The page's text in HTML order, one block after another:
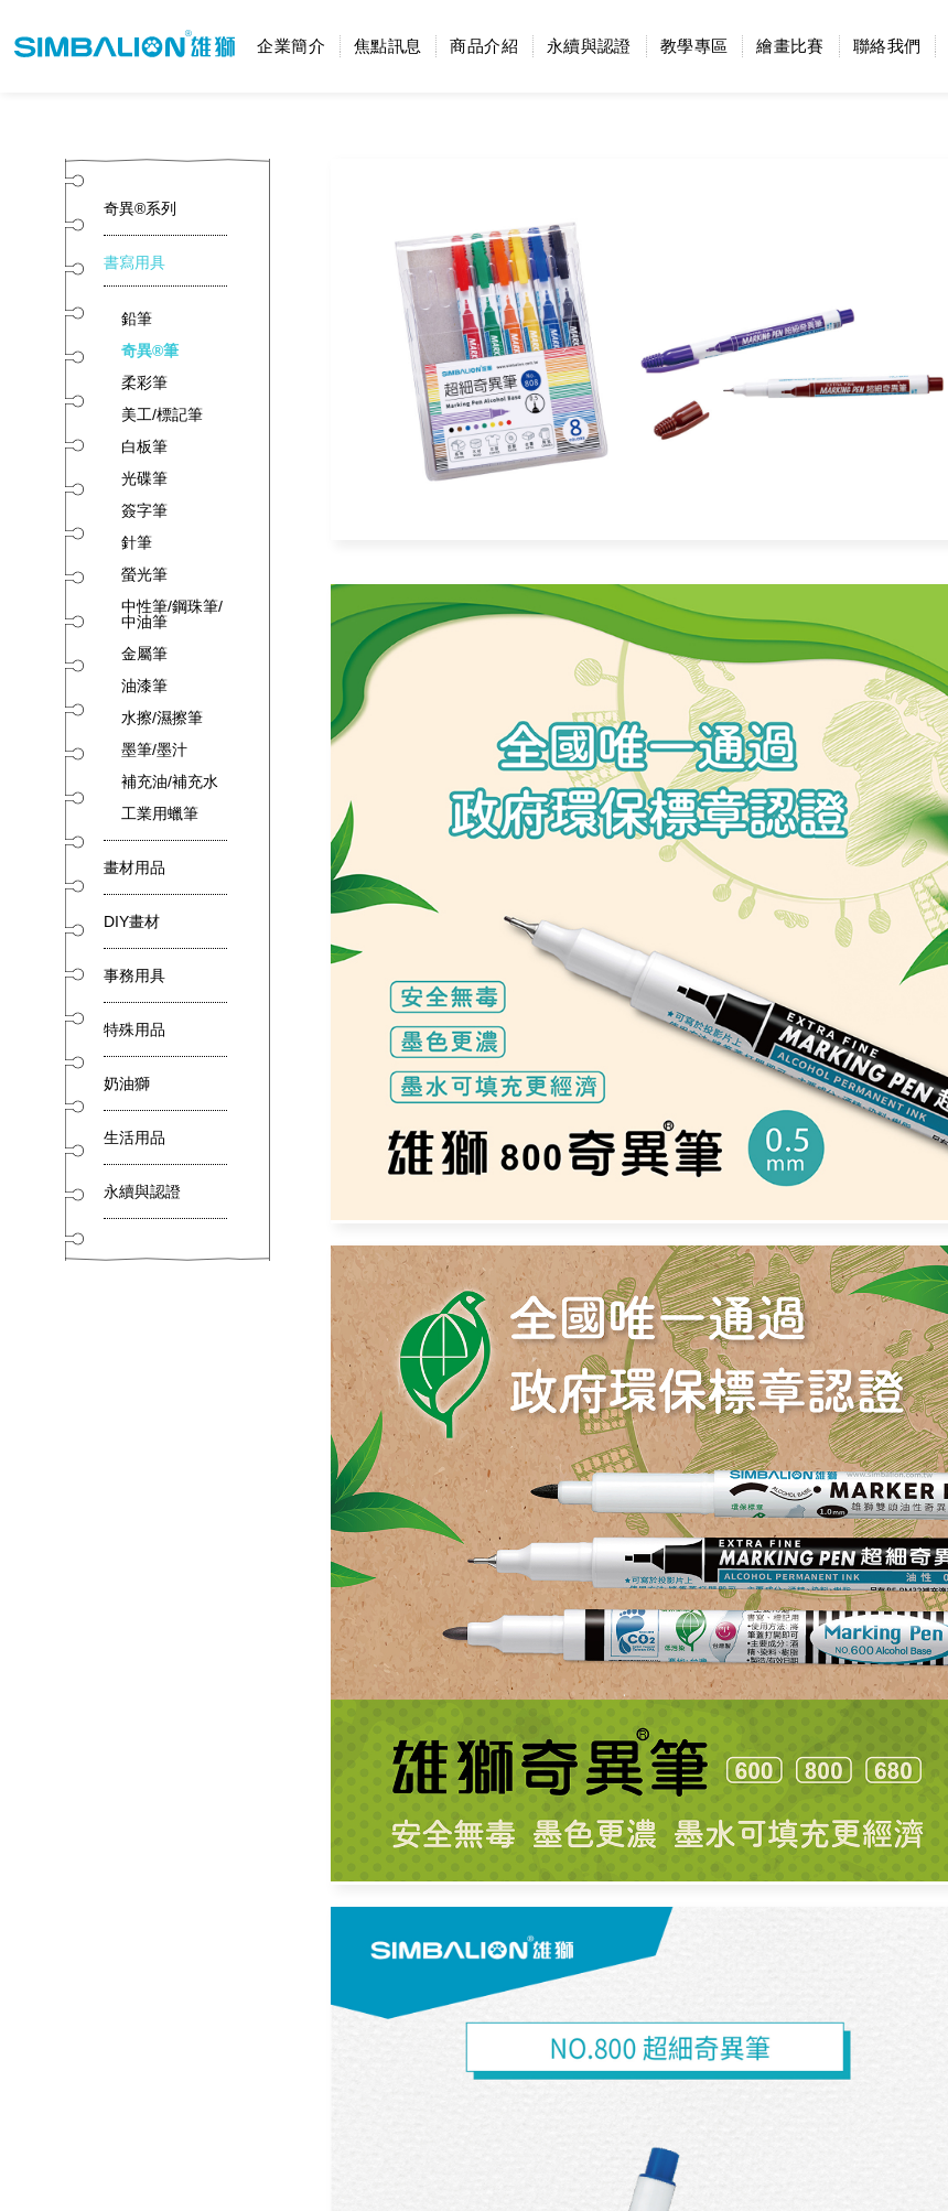
企業簡介 焦點訊息 商品介紹 永續與認證 教學專區 繪畫比賽 聯絡我們
奇異®系列
書寫用具
鉛筆
奇異®筆
柔彩筆
美工/標記筆
白板筆
光碟筆
簽字筆
針筆
螢光筆
中性筆/鋼珠筆/
中油筆
金屬筆
油漆筆
水擦/濕擦筆
墨筆/墨汁
補充油/補充水
工業用蠟筆
畫材用品
DIY畫材
事務用具
特殊用品
奶油獅
生活用品
永續與認證